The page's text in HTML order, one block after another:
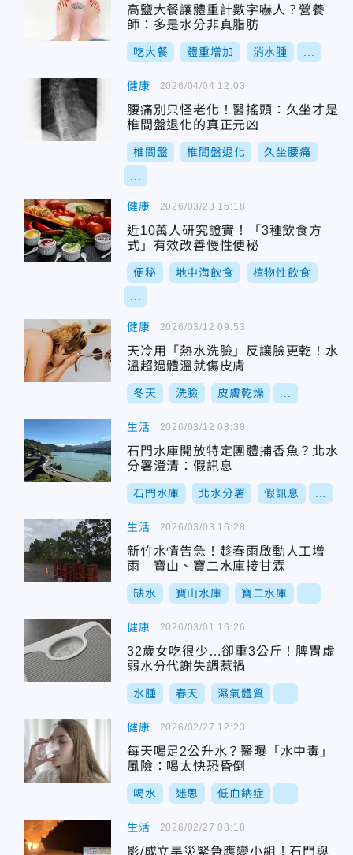
高鹽大餐讓體重計數字嚇人？營養
師：多是水分非真脂肪
吃大餐 體重增加 消水腫
健康
腰痛別只怪老化！醫搖頭：久坐才是
椎間盤退化的真正元凶
椎間盤 椎間盤退化 久坐腰痛
2026/04/04 12:03
健康
近10萬人研究證實！「3種飲食方
式」有效改善慢性便秘
便秘 地中海飲食 植物性飲食
2026/03/23 15:18
健康
天冷用「熱水洗臉」反讓臉更乾！水
溫超過體溫就傷皮膚
冬天 洗臉 皮膚乾燥
2026/03/12 09:53
生活
石門水庫開放特定團體捕香魚？北水
分署澄清：假訊息
石門水庫 北水分署 假訊息
2026/03/12 08:38
生活
新竹水情告急！趁春雨啟動人工增
雨 寶山、寶二水庫接甘霖
缺水 寶山水庫 寶二水庫
2026/03/03 16:28
健康
32歲女吃很少…卻重3公斤！脾胃虛
弱水分代謝失調惹禍
水腫 春天 濕氣體質
2026/03/01 16:26
健康
每天喝足2公升水？醫曝「水中毒」
風險：喝太快恐昏倒
喝水 迷思 低血鈉症
2026/02/27 12:23
生活
影/成立旱災緊急應變小組！石門與
2026/02/27 08:18